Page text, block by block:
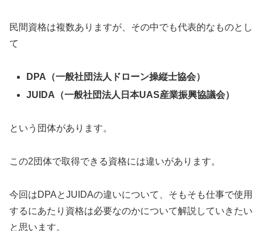
民間資格は複数ありますが、その中でも代表的なものとし
て
DPA（一般社団法人ドローン操縦士協会）
JUIDA（一般社団法人日本UAS産業振興協議会）
という団体があります。
この2団体で取得できる資格には違いがあります。
今回はDPAとJUIDAの違いについて、そもそも仕事で使用
するにあたり資格は必要なのかについて解説していきたい
と思います。